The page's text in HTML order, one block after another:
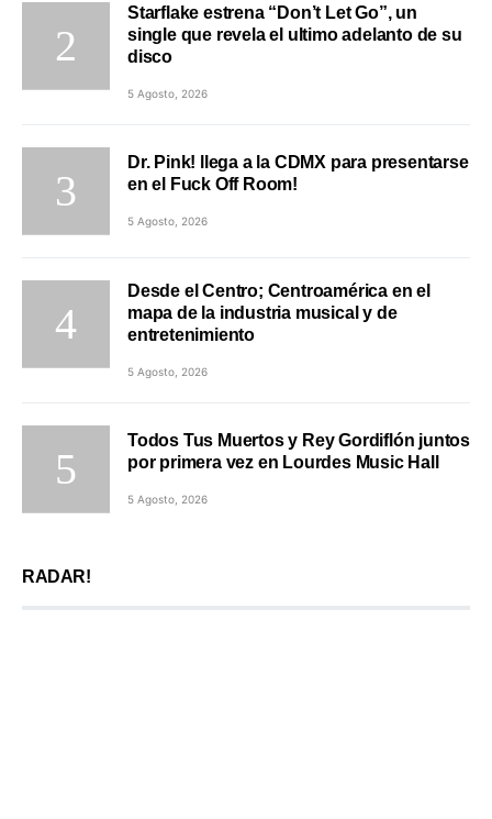
Starflake estrena “Don’t Let Go”, un
single que revela el ultimo adelanto de su
disco
5 Agosto, 2026
Dr. Pink! llega a la CDMX para presentarse
en el Fuck Off Room!
5 Agosto, 2026
Desde el Centro; Centroamérica en el
mapa de la industria musical y de
entretenimiento
5 Agosto, 2026
Todos Tus Muertos y Rey Gordiflón juntos
por primera vez en Lourdes Music Hall
5 Agosto, 2026
RADAR!